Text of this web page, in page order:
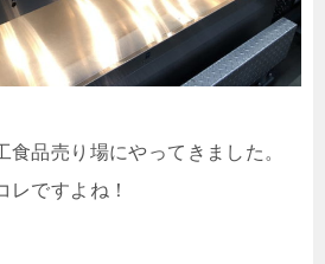
食品売り場にやってきました。
レですよね！